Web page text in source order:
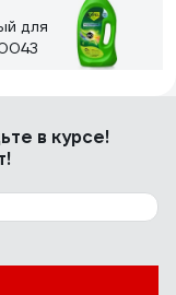
для
но
на
вещи, делает
возьму
для
в курсе!